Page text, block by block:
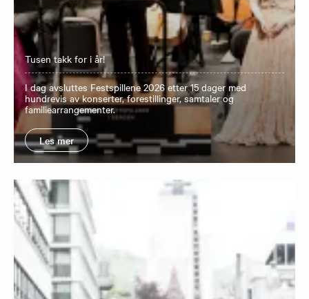
Tusen takk for i år!
I dag avsluttes Festspillene 2026 etter 15 dager med
hundrevis av konserter, forestillinger, samtaler og
familiearrangementer.
Les mer